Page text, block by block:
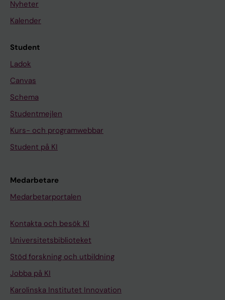
Nyheter
Kalender
Student
Ladok
Canvas
Schema
Studentmejlen
Kurs- och programwebbar
Student på KI
Medarbetare
Medarbetarportalen
Kontakta och besök KI
Universitetsbiblioteket
Stöd forskning och utbildning
Jobba på KI
Karolinska Institutet Innovation